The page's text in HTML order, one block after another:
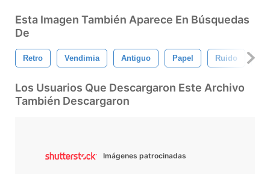
Esta Imagen También Aparece En Búsquedas
De
Retro Vendimia Antiguo Papel Ruido
Los Usuarios Que Descargaron Este Archivo
También Descargaron
Imágenes patrocinadas